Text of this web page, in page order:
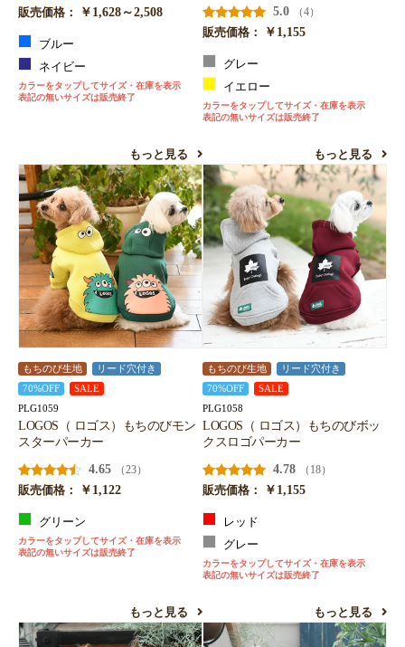
販売価格：
￥1,628～2,508
ブルー
ネイビー
カラーをタップしてサイズ・在庫を表示
表記の無いサイズは販売終了
もっと見る
5.0
（4）
販売価格：
￥1,155
グレー
イエロー
カラーをタップしてサイズ・在庫を表示
表記の無いサイズは販売終了
もっと見る
もちのび生地
リード穴付き
70%OFF
SALE
PLG1059
LOGOS（ ロゴス）もちのびモン
スターパーカー
4.65
（23）
販売価格：
￥1,122
グリーン
カラーをタップしてサイズ・在庫を表示
表記の無いサイズは販売終了
もっと見る
もちのび生地
リード穴付き
70%OFF
SALE
PLG1058
LOGOS（ ロゴス）もちのびボッ
クスロゴパーカー
4.78
（18）
販売価格：
￥1,155
レッド
グレー
カラーをタップしてサイズ・在庫を表示
表記の無いサイズは販売終了
もっと見る